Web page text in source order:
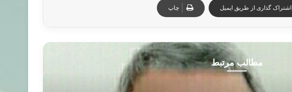
اشتراک گذاری از طریق ایمیل چاپ
مطالب مرتبط